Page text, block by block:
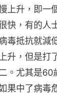
上升，即一
快，有的人
毒抵抗就減
升，但是打
。尤其是60
果中了病毒